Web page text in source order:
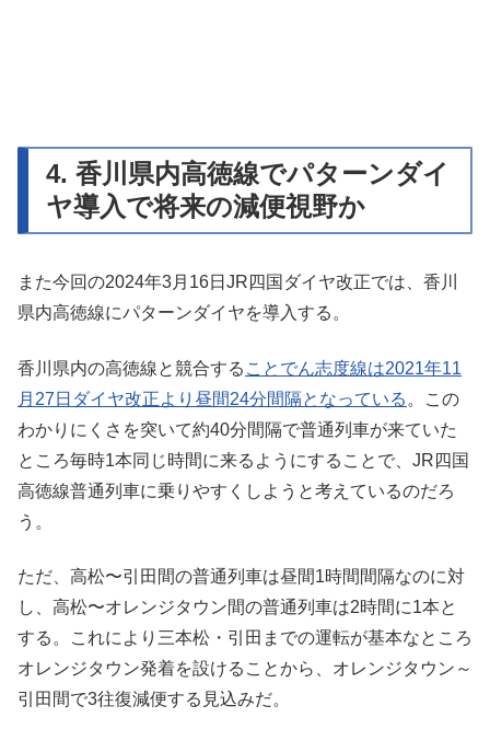
4. 香川県内高徳線でパターンダイ
ヤ導入で将来の減便視野か
また今回の2024年3月16日JR四国ダイヤ改正では、香川
県内高徳線にパターンダイヤを導入する。
香川県内の高徳線と競合する ことでん志度線は2021年11
月27日ダイヤ改正より昼間24分間隔となっている 。この
わかりにくさを突いて約40分間隔で普通列車が来ていた
ところ毎時1本同じ時間に来るようにすることで、JR四国
高徳線普通列車に乗りやすくしようと考えているのだろ
う。
ただ、高松〜引田間の普通列車は昼間1時間間隔なのに対
し、高松〜オレンジタウン間の普通列車は2時間に1本と
する。これにより三本松・引田までの運転が基本なところ
オレンジタウン発着を設けることから、オレンジタウン～
引田間で3往復減便する見込みだ。